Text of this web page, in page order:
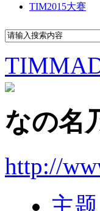
TIM2015大赛
なの名
http://
主题